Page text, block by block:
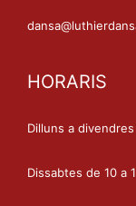
HORARIS
Dilluns a
Dissabtes de 10 a